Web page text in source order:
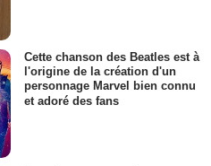
Cette chanson des Beatles est à
l'origine de la création d'un
personnage Marvel bien connu
et adoré des fans